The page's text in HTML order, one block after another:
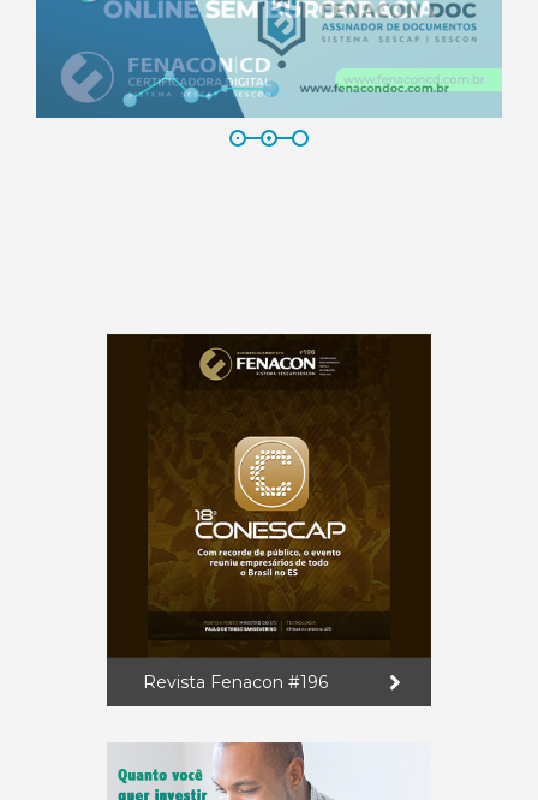
Revista Fenacon #196